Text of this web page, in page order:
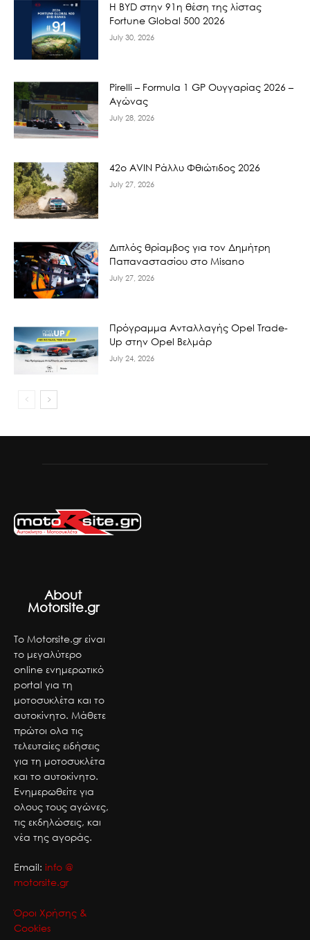
Η BYD στην 91η θέση της λίστας
Fortune Global 500 2026
July 30, 2026
Pirelli – Formula 1 GP Ουγγαρίας 2026 –
Αγώνας
July 28, 2026
42ο AVIN Ράλλυ Φθιώτιδος 2026
July 27, 2026
Διπλός θρίαμβος για τον Δημήτρη
Παπαναστασίου στο Misano
July 27, 2026
Πρόγραμμα Ανταλλαγής Opel Trade-
Up στην Opel Βελμάρ
July 24, 2026
About
Motorsite.gr
Το Motorsite.gr είναι
το μεγαλύτερο
online ενημερωτικό
portal για τη
μοτοσυκλέτα και το
αυτοκίνητο. Μάθετε
πρώτοι ολα τις
τελευταίες ειδήσεις
για τη μοτοσυκλέτα
και το αυτοκίνητο.
Ενημερωθείτε για
ολους τους αγώνες,
τις εκδηλώσεις, και
νέα της αγοράς.
Email: info @
motorsite.gr
Όροι Χρήσης &
Cookies